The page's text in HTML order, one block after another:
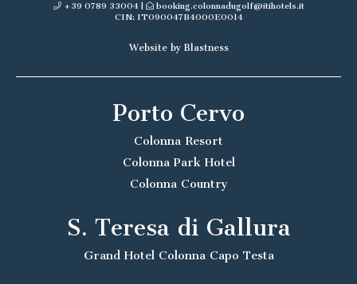
+39 0789 33004|
booking.colonnadugolf@itihotels.it
CIN: IT090047B4000E0014
Website by Blastness
Porto Cervo
Colonna Resort
Colonna Park Hotel
Colonna Country
S. Teresa di Gallura
Grand Hotel Colonna Capo Testa